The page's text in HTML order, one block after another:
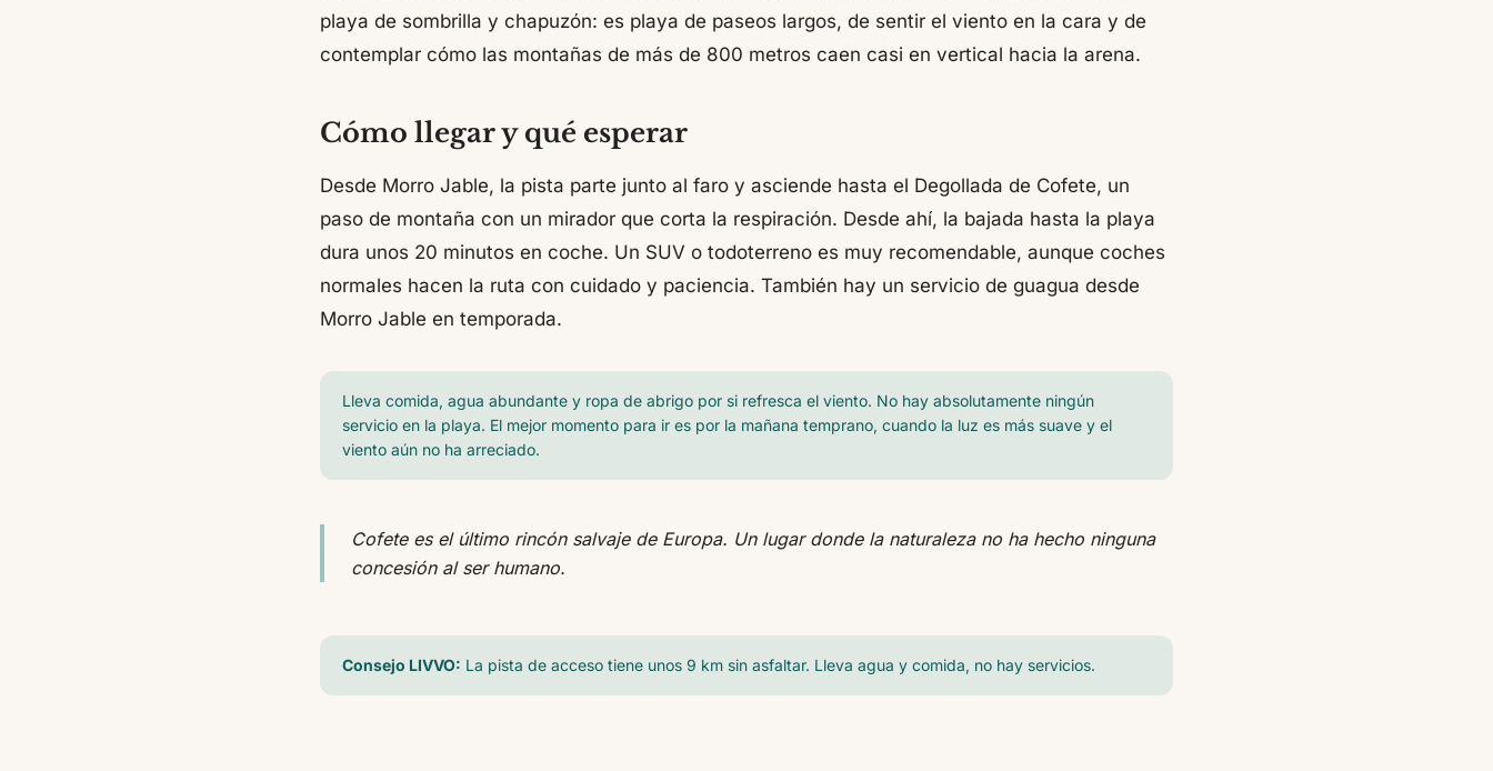
playa de sombrilla y chapuzón: es playa de paseos largos, de sentir el viento en la cara y de
contemplar cómo las montañas de más de 800 metros caen casi en vertical hacia la arena.
Cómo llegar y qué esperar
Desde Morro Jable, la pista parte junto al faro y asciende hasta el Degollada de Cofete, un
paso de montaña con un mirador que corta la respiración. Desde ahí, la bajada hasta la playa
dura unos 20 minutos en coche. Un SUV o todoterreno es muy recomendable, aunque coches
normales hacen la ruta con cuidado y paciencia. También hay un servicio de guagua desde
Morro Jable en temporada.
Lleva comida, agua abundante y ropa de abrigo por si refresca el viento. No hay absolutamente ningún
servicio en la playa. El mejor momento para ir es por la mañana temprano, cuando la luz es más suave y el
viento aún no ha arreciado.
Cofete es el último rincón salvaje de Europa. Un lugar donde la naturaleza no ha hecho ninguna
concesión al ser humano.
Consejo LIVVO: La pista de acceso tiene unos 9 km sin asfaltar. Lleva agua y comida, no hay servicios.